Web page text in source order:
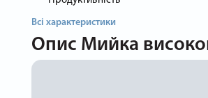
Всі характеристики
Опис Мийка